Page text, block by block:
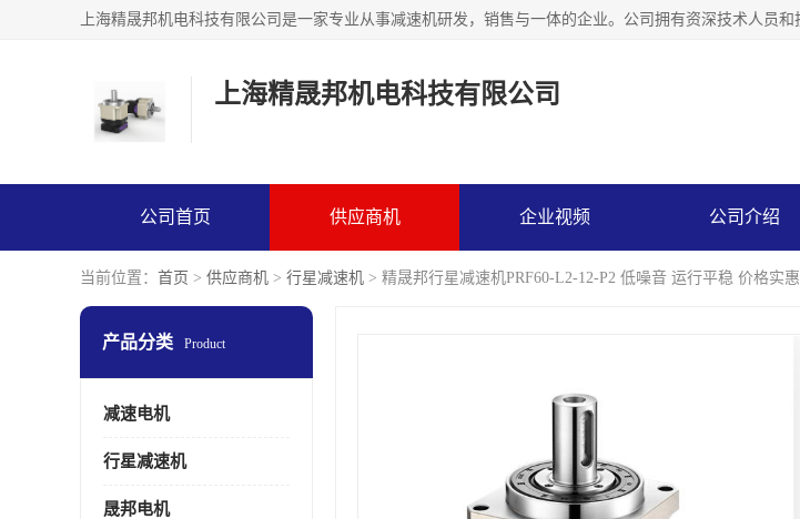
上海精晟邦机电科技有限公司
公司首页 供应商机 企业视频 公司介绍
当前位置： 首页 > 供应商机 > 行星减速机 > 精晟邦行星减速机PRF60-L2-12-P2 低噪音 运行平稳 价格实惠
产品分类 Product
减速电机
行星减速机
晟邦电机